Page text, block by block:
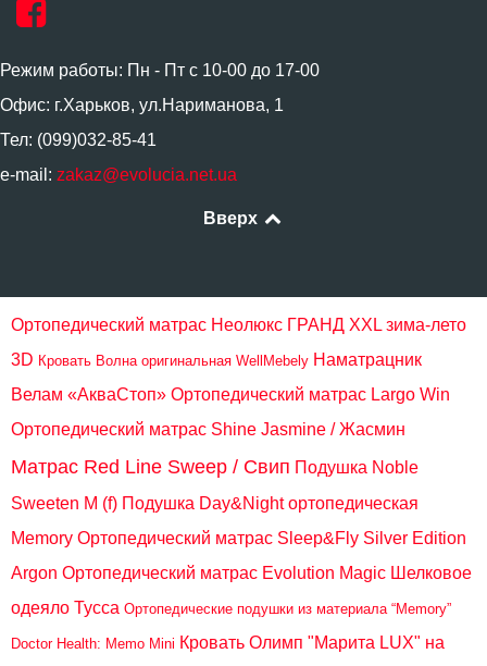
Режим работы: Пн - Пт с 10-00 до 17-00
Офис: г.Харьков, ул.Нариманова, 1
Тел: (099)032-85-41
e-mail: zakaz@evolucia.net.ua
Вверх
Ортопедический матрас Неолюкс ГРАНД XXL зима-лето
3D Кровать Волна оригинальная WellMebely Наматрацник
Велам «АкваСтоп» Ортопедический матрас Largo Win
Ортопедический матрас Shine Jasmine / Жасмин
Матрас Red Line Sweep / Свип Подушка Noble
Sweeten M (f) Подушка Day&Night ортопедическая
Memory Ортопедический матрас Sleep&Fly Silver Edition
Argon Ортопедический матрас Evolution Magic Шелковое
одеяло Тусса Ортопедические подушки из материала “Memory”
Doctor Health: Memo Mini Кровать Олимп "Марита LUX" на